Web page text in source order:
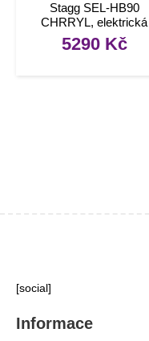
Stagg SEL-HB90
CHRRYL, elektrická
kytara levoruká, cherry
5290 Kč
[social]
Informace